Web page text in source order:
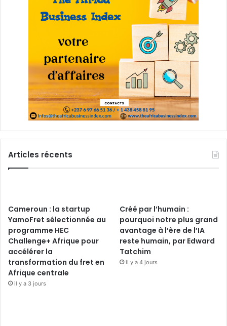
Articles récents
Cameroun : la startup
YamoFret sélectionnée au
programme HEC
Challenge+ Afrique pour
accélérer la
transformation du fret en
Afrique centrale
il y a 3 jours
Créé par l’humain :
pourquoi notre plus grand
avantage à l’ère de l’IA
reste humain, par Edward
Tatchim
il y a 4 jours